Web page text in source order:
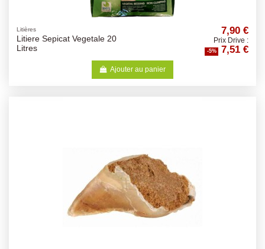
Litières
Litiere Sepicat Vegetale 20
Litres
7,90 €
Prix Drive :
-5% 7,51 €
Ajouter au panier